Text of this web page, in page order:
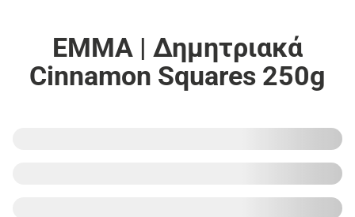
EMMA | Δημητριακά
Cinnamon Squares 250g